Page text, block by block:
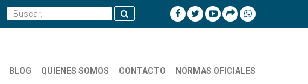
BLOG QUIENES SOMOS CONTACTO NORMAS OFICIALES